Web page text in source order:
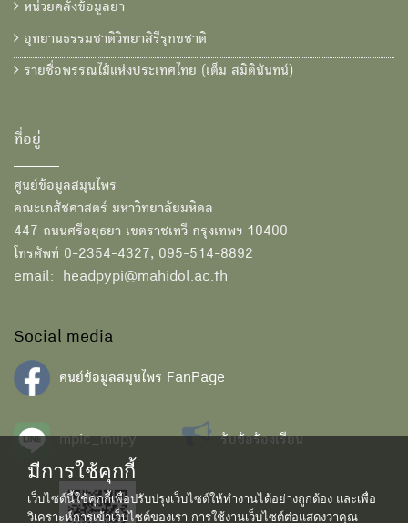
หน่วยคลังข้อมูลยา
อุทยานธรรมชาติวิทยาสิรีรุกขชาติ
รายชื่อพรรณไม้แห่งประเทศไทย (เต็ม สมิตินันทน์)
ที่อยู่
ศูนย์ข้อมูลสมุนไพร
คณะเภสัชศาสตร์ มหาวิทยาลัยมหิดล
447 ถนนศรีอยุธยา เขตราชเทวี กรุงเทพฯ 10400
โทรศัพท์ 0-2354-4327, 095-514-8892
email: headpypi@mahidol.ac.th
Social media
ศนย์ข้อมูลสมุนไพร FanPage
mpic_mupy รับข้อร้องเรียน
มีการใช้คุกกี้
เว็บไซต์นี้ใช้คุกกี้เพื่อปรับปรุงเว็บไซต์ให้ทำงานได้อย่างถูกต้อง และเพื่อ
วิเคราะห์การเข้าเว็บไซต์ของเรา การใช้งานเว็บไซต์ต่อแสดงว่าคุณ